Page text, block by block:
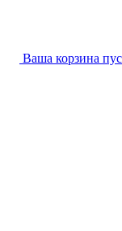
Ваша корзина